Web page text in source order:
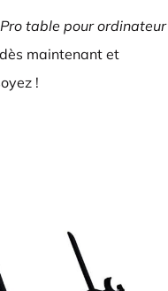
table pour ordinateur
maintenant et
!